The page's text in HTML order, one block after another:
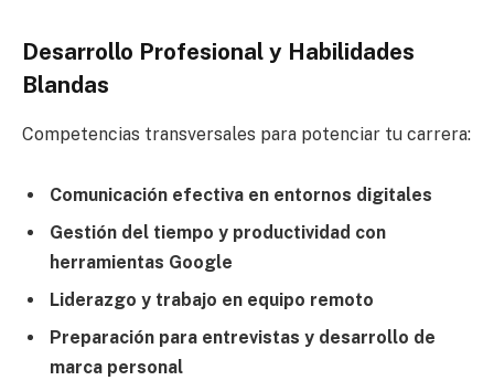
Desarrollo Profesional y Habilidades
Blandas
Competencias transversales para potenciar tu carrera:
Comunicación efectiva en entornos digitales
Gestión del tiempo y productividad con
herramientas Google
Liderazgo y trabajo en equipo remoto
Preparación para entrevistas y desarrollo de
marca personal